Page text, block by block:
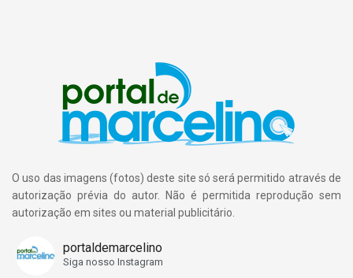
O uso das imagens (fotos) deste site só será permitido através de
autorização prévia do autor. Não é permitida reprodução sem
autorização em sites ou material publicitário.
portaldemarcelino
Siga nosso Instagram